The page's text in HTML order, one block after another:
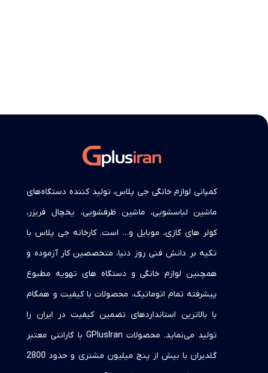
کمپانی لوازم خانگی جی پلاس، تولید کننده دستگاه‌های
ماشین لباسشویی، ماشین ظرفشویی، یخچال فریزر،
کولر های گازی، موبایل و… است. کارخانه جی پلاس با
تکیه بر دانش فنی روز دنیا، متخصصین کار آزموده و
همچنین لوازم خانگی و دستگاه های تهویه مطبوع
پیشرفته تمام اتوماتیک، محصولات با کیفیت و همگام
با بالاترین استانداردهای تضمین کیفیت در ایران را
تولید می‌نماید. محصولات GPlusIran با گارانتی معتبر
گلدیران با بیش از پنج میلیون مشتری و حدود 2800